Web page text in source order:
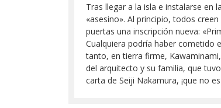
Tras llegar a la isla e instalarse en
«asesino». Al principio, todos
puertas una inscripción nueva:
Cualquiera podría haber cometido
tanto, en tierra firme,
del arquitecto y su familia, que
carta de Seiji Nakamura, ¡que no